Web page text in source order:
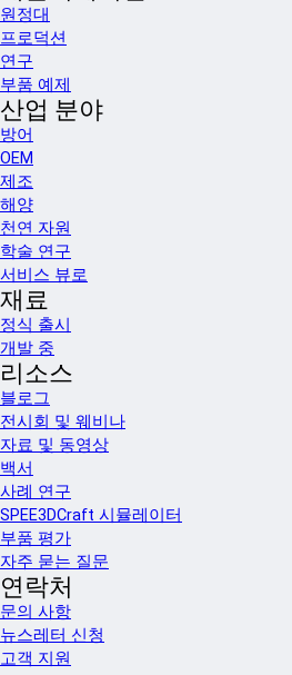
원정대
프로덕션
연구
부품 예제
산업 분야
방어
OEM
제조
해양
천연 자원
학술 연구
서비스 뷰로
재료
정식 출시
개발 중
리소스
블로그
전시회 및 웨비나
자료 및 동영상
백서
사례 연구
SPEE3DCraft 시뮬레이터
부품 평가
자주 묻는 질문
연락처
문의 사항
뉴스레터 신청
고객 지원